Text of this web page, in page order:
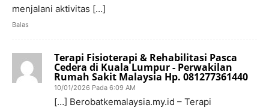
menjalani aktivitas […]
Balas
Terapi Fisioterapi & Rehabilitasi Pasca
Cedera di Kuala Lumpur - Perwakilan
Rumah Sakit Malaysia Hp. 081277361440
10/01/2026 Pada 6:09 AM
[…] Berobatkemalaysia.my.id – Terapi